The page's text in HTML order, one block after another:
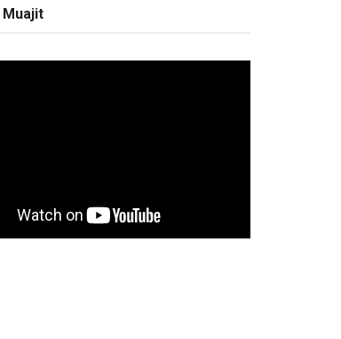
Muajit